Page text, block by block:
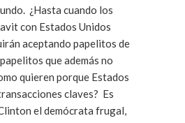
¿Hasta cuando los
con Estados Unidos
aceptando papelitos de
que además no
quieren porque Estados
claves? Es
el demócrata frugal,